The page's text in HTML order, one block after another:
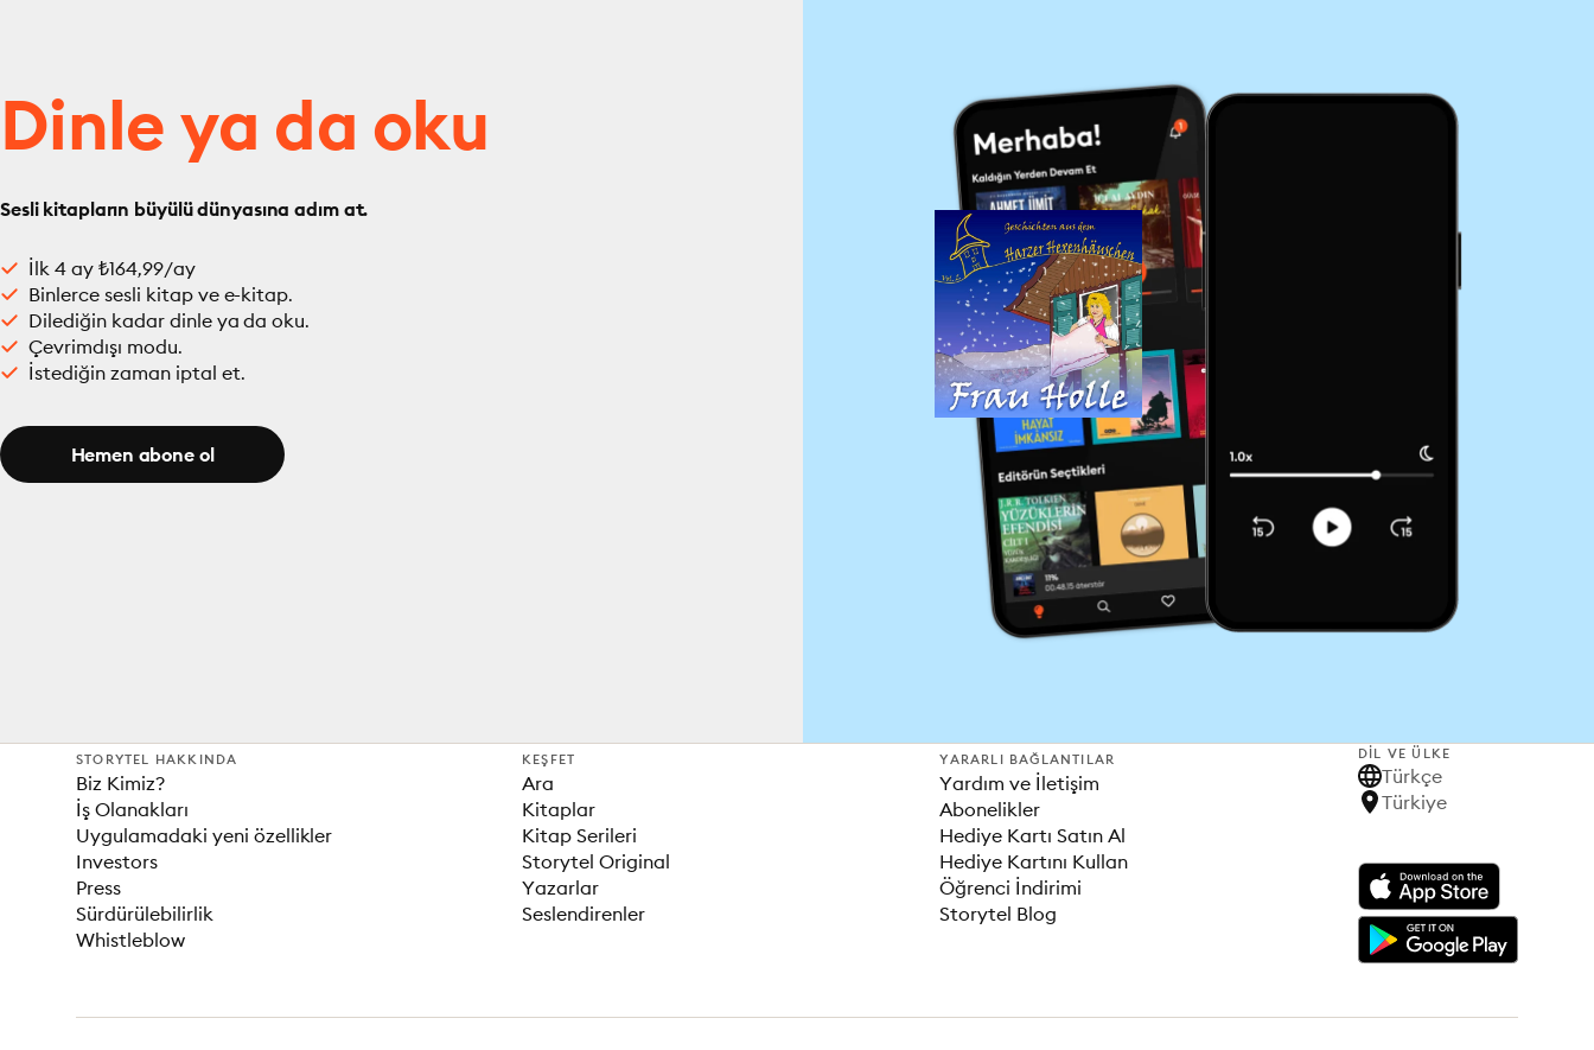
Dinle ya da oku
Sesli kitapların büyülü dünyasına adım at.
İlk 4 ay ₺164,99/ay
Binlerce sesli kitap ve e-kitap.
Dilediğin kadar dinle ya da oku.
Çevrimdışı modu.
İstediğin zaman iptal et.
Hemen abone ol
STORYTEL HAKKINDA
Biz Kimiz?
İş Olanakları
Uygulamadaki yeni özellikler
Investors
Press
Sürdürülebilirlik
Whistleblow
KEŞFET
Ara
Kitaplar
Kitap Serileri
Storytel Original
Yazarlar
Seslendirenler
YARARLI BAĞLANTILAR
Yardım ve İletişim
Abonelikler
Hediye Kartı Satın Al
Hediye Kartını Kullan
Öğrenci İndirimi
Storytel Blog
DIL VE ÜLKE
Türkçe
Türkiye